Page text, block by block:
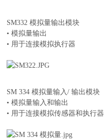
SM332 模拟量输出模块
• 模拟量输出
• 用于连接模拟执行器
SM 334 模拟量输入/ 输出模块
• 模拟量输入和输出
• 用于连接模拟传感器和执行器